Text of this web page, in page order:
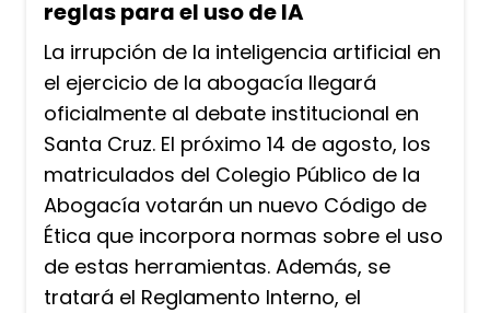
reglas para el uso de IA
La irrupción de la inteligencia artificial en
el ejercicio de la abogacía llegará
oficialmente al debate institucional en
Santa Cruz. El próximo 14 de agosto, los
matriculados del Colegio Público de la
Abogacía votarán un nuevo Código de
Ética que incorpora normas sobre el uso
de estas herramientas. Además, se
tratará el Reglamento Interno, el